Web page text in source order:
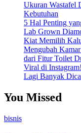
Ukuran Wastafel
Kebutuhan
5 Hal Penting
Lab Grown
Kiat Memilih
Mengubah
dari Fitur Toilet
Viral di
Lagi Banyak
You Missed
bisnis